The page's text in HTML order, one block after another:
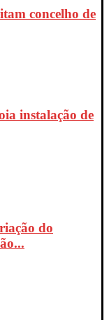
concelho de
instalação de
do